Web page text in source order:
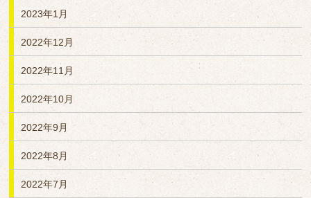
2023年1月
2022年12月
2022年11月
2022年10月
2022年9月
2022年8月
2022年7月